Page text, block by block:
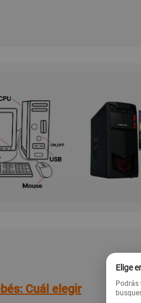
Cuál elegir
Elige
Podrás